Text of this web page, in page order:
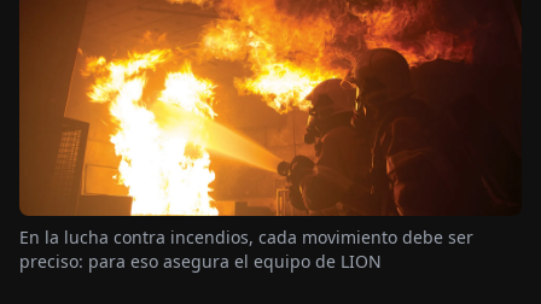
En la lucha contra incendios, cada movimiento debe ser
preciso: para eso asegura el equipo de LION